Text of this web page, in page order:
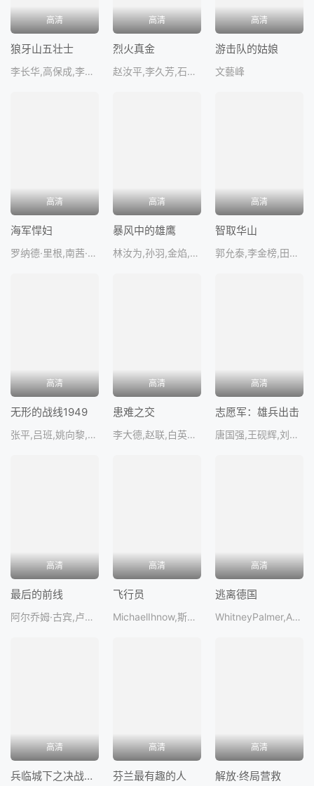
高清
狼牙山五壮士
李长华,高保成,李力,霍德集,张怀志
高清
烈火真金
赵汝平,李久芳,石存玉,白钢,关淑
高清
游击队的姑娘
文藝峰
高清
海军悍妇
罗纳德·里根,南茜·戴维斯,阿瑟·弗兰兹
高清
暴风中的雄鹰
林汝为,孙羽,金焰,白德彰,郭振
高清
智取华山
郭允泰,李金榜,田丹,黎莉莉,封
高清
无形的战线1949
张平,吕班,姚向黎,罗泰,方
高清
患难之交
李大德,赵联,白英宽,杜风霞
高清
志愿军：雄兵出击
唐国强,王砚辉,刘劲,辛柏青,张颂文
高清
最后的前线
阿尔乔姆·古宾,卢博夫·康斯坦丁诺娃,IgorYudin,亚力克萨·巴杜科夫,叶甫根尼·戴亚特洛
高清
飞行员
MichaelIhnow,斯蒂芬·韦尔克,彼得·费奥多罗夫
高清
逃离德国
WhitneyPalmer,AbbyVillasmil,PamelaBeheshti,IschaBee,MaryHailstone
高清
兵临城下之决战要塞
高清
芬兰最有趣的人
高清
解放·终局营救